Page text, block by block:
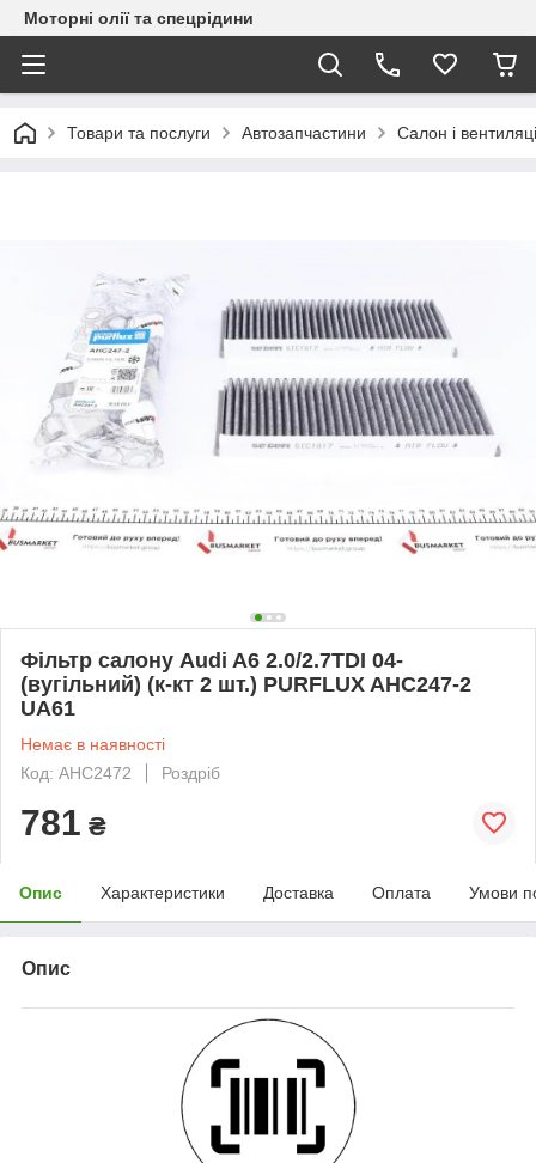
Моторні олії та спецрідини
Товари та послуги Автозапчастини Салон і
Фільтр салону Audi A6 2.0/2.7TDI 04-
(вугільний) (к-кт 2 шт.) PURFLUX AHC247-2
UA61
Немає в наявності
Код: AHC2472
Роздріб
781 ₴
Опис Характеристики Доставка Оплата Умови
Опис